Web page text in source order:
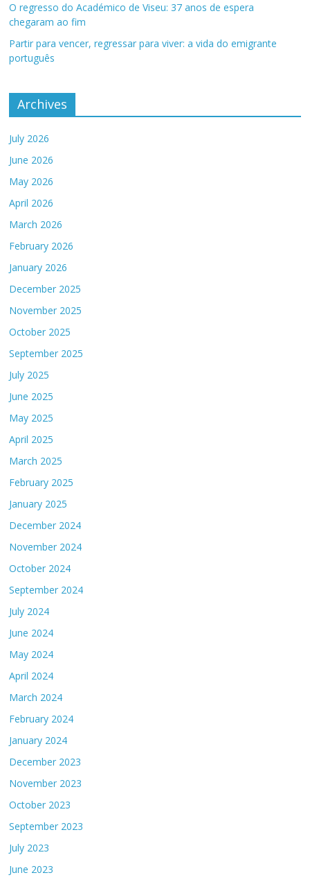
O regresso do Académico de Viseu: 37 anos de espera
chegaram ao fim
Partir para vencer, regressar para viver: a vida do emigrante
português
Archives
July 2026
June 2026
May 2026
April 2026
March 2026
February 2026
January 2026
December 2025
November 2025
October 2025
September 2025
July 2025
June 2025
May 2025
April 2025
March 2025
February 2025
January 2025
December 2024
November 2024
October 2024
September 2024
July 2024
June 2024
May 2024
April 2024
March 2024
February 2024
January 2024
December 2023
November 2023
October 2023
September 2023
July 2023
June 2023